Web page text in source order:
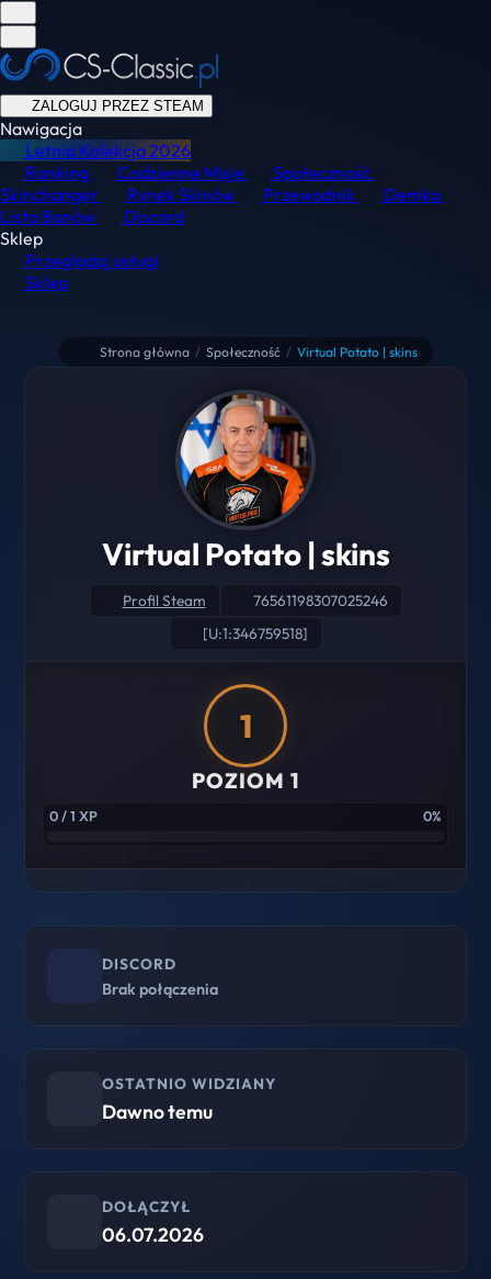
ZALOGUJ PRZEZ STEAM
Nawigacja
Letnia Kolekcja2026
Ranking
Codzienne Misje
Społeczność
Skinchanger
Rynek Skinów Przewodnik
Demka
Lista Banów
Discord
Sklep
Przeglądaj usługi
Sklep
Strona główna / Społeczność / Virtual Potato | skins
Virtual Potato | skins
Profil Steam
76561198307025246
[U:1:346759518]
1
POZIOM 1
0 / 1 XP 0%
DISCORD
Brak połączenia
OSTATNIO WIDZIANY
Dawno temu
DOŁĄCZYŁ
06.07.2026